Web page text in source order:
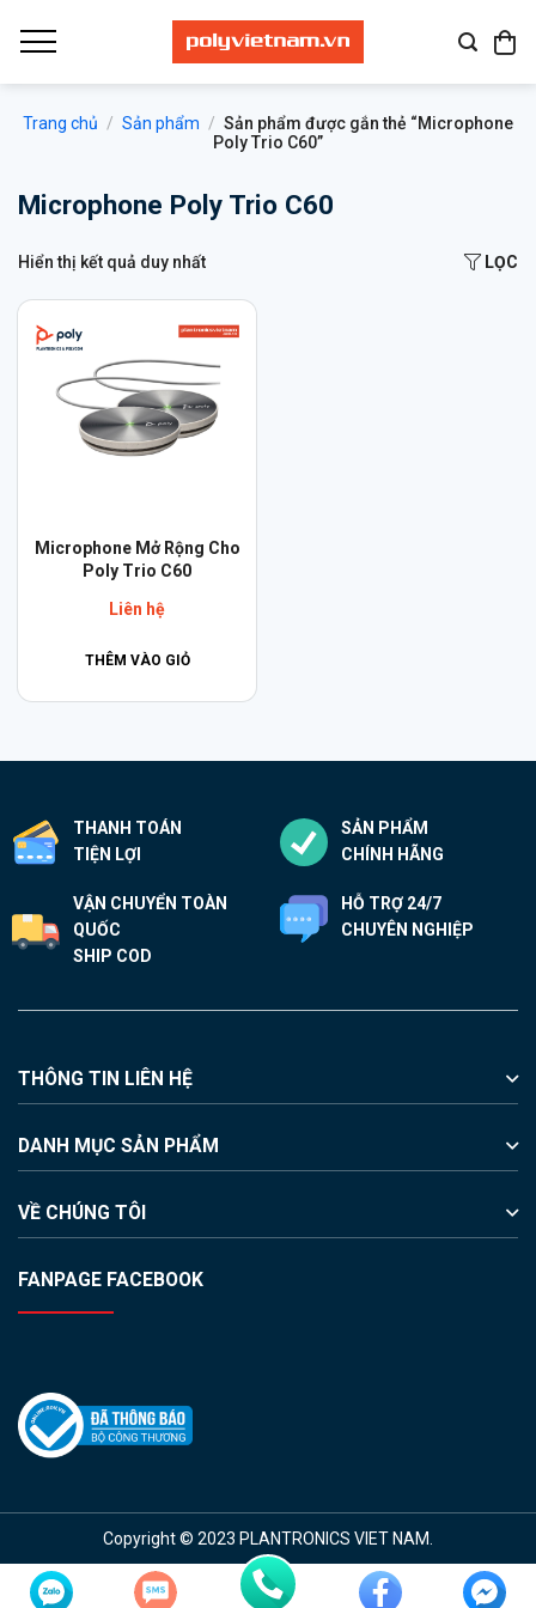
qua
Trang chủ / Sản phẩm / Sản phẩm được gắn thẻ “Microphone
Poly Trio C60”
Microphone Poly Trio C60
Hiển thị kết quả duy nhất LỌC
Microphone Mở Rộng Cho
Poly Trio C60
Liên hệ
THÊM VÀO GIỎ
THANH TOÁN
TIỆN LỢI
SẢN PHẨM
CHÍNH HÃNG
VẬN CHUYỂN TOÀN
QUỐC
SHIP COD
HỖ TRỢ 24/7
CHUYÊN NGHIỆP
THÔNG TIN LIÊN HỆ
DANH MỤC SẢN PHẨM
VỀ CHÚNG TÔI
FANPAGE FACEBOOK
Copyright © 2023 PLANTRONICS VIET NAM.